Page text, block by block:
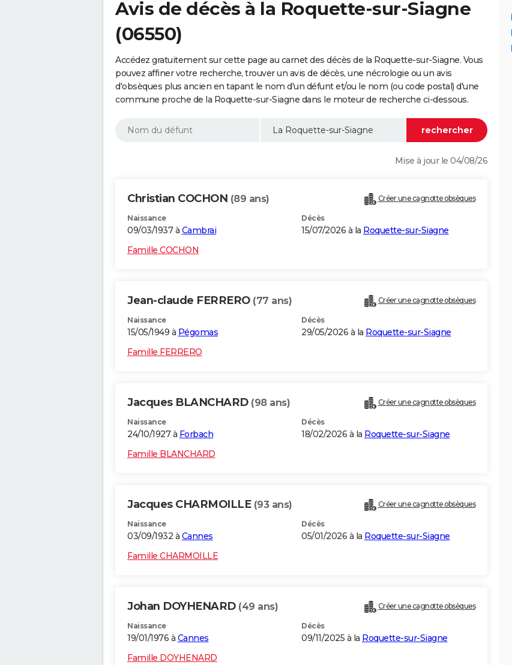
Avis de décès à la Roquette-sur-Siagne
(06550)
Accédez gratuitement sur cette page au carnet des décès de la Roquette-sur-Siagne. Vous
pouvez affiner votre recherche, trouver un avis de décès, une nécrologie ou un avis
d'obsèques plus ancien en tapant le nom d'un défunt et/ou le nom (ou code postal) d'une
commune proche de la Roquette-sur-Siagne dans le moteur de recherche ci-dessous.
Mise à jour le 04/08/26
Christian COCHON (89 ans) Créer une cagnotte obsèques
Naissance
09/03/1937 à Cambrai
Décès
15/07/2026 à la Roquette-sur-Siagne
Famille COCHON
Jean-claude FERRERO (77 ans) Créer une cagnotte obsèques
Naissance
15/05/1949 à Pégomas
Décès
29/05/2026 à la Roquette-sur-Siagne
Famille FERRERO
Jacques BLANCHARD (98 ans) Créer une cagnotte obsèques
Naissance
24/10/1927 à Forbach
Décès
18/02/2026 à la Roquette-sur-Siagne
Famille BLANCHARD
Jacques CHARMOILLE (93 ans) Créer une cagnotte obsèques
Naissance
03/09/1932 à Cannes
Décès
05/01/2026 à la Roquette-sur-Siagne
Famille CHARMOILLE
Johan DOYHENARD (49 ans) Créer une cagnotte obsèques
Naissance
19/01/1976 à Cannes
Décès
09/11/2025 à la Roquette-sur-Siagne
Famille DOYHENARD